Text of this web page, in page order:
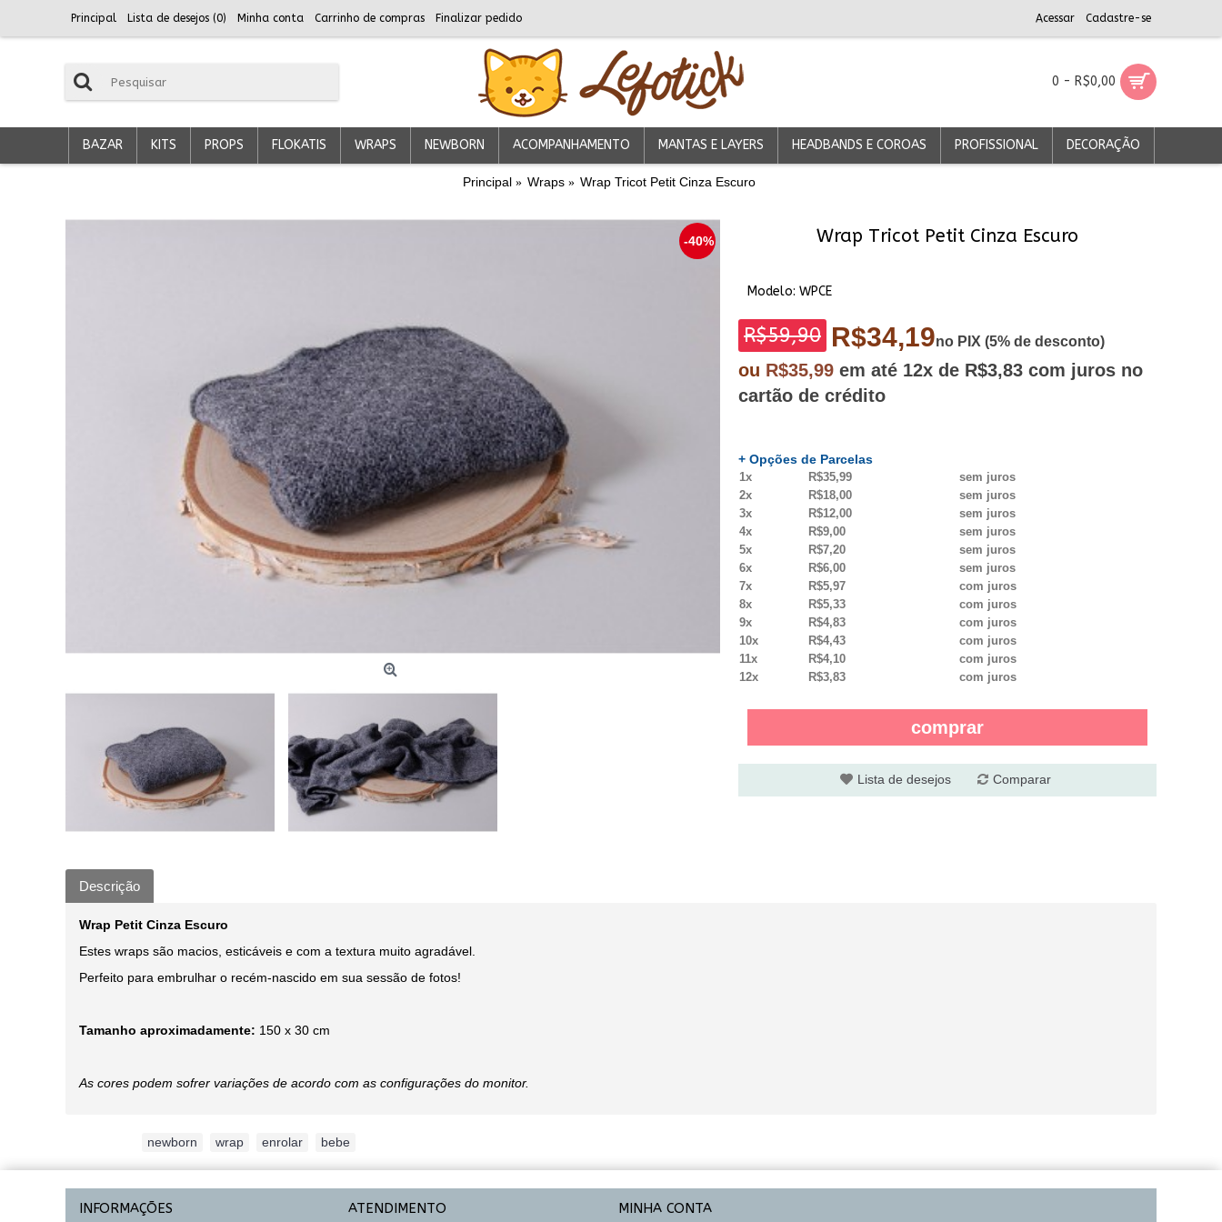
Principal Lista de desejos (0) Minha conta Carrinho de compras Finalizar pedido Acessar Cadastre-se
0 - R$0,00
BAZAR KITS PROPS FLOKATIS WRAPS NEWBORN ACOMPANHAMENTO MANTAS E LAYERS HEADBANDS E COROAS PROFISSIONAL DECORAÇÃO
Principal Wraps Wrap Tricot Petit Cinza Escuro
-40% Wrap Tricot Petit Cinza Escuro
Modelo: WPCE
R$59,90 R$34,19no PIX (5% de desconto)
ou R$35,99 em até 12x de R$3,83 com juros no
cartão de crédito
+ Opções de Parcelas
1x R$35,99
sem juros
2x
R$18,00
sem juros
3x
R$12,00
sem juros
4x
R$9,00
sem juros
5x
R$7,20
sem juros
6x
R$6,00
sem juros
7x
R$5,97
com juros
8x
R$5,33
com juros
9x
R$4,83
com juros
10x
R$4,43
com juros
11x
R$4,10
com juros
12x
R$3,83 com juros
comprar
Lista de desejos Comparar
Descrição
Wrap Petit Cinza Escuro
Estes wraps são macios, esticáveis e com a textura muito agradável.
Perfeito para embrulhar o recém-nascido em sua sessão de fotos!
Tamanho aproximadamente: 150 x 30 cm
As cores podem sofrer variações de acordo com as configurações do monitor.
newborn wrap enrolar bebe
INFORMAÇÕES ATENDIMENTO MINHA CONTA